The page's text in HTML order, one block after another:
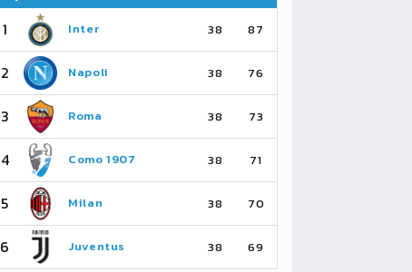
1 Inter 38 87
2 Napoli 38 76
3 Roma 38 73
4 Como 1907 38 71
5 Milan 38 70
6 Juventus 38 69